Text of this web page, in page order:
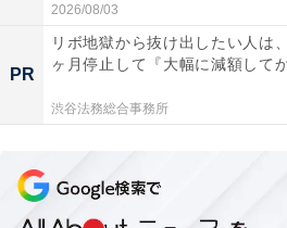
2026/08/03
PR
リボ地獄から抜け出したい人は
ヶ月停止して『大幅に減額して
渋谷法務総合事務所